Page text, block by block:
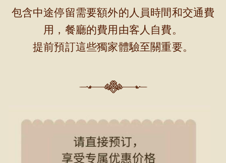
包含中途停留需要額外的人員時間和交通費
用，餐廳的費用由客人自費。
提前預訂這些獨家體驗至關重要。